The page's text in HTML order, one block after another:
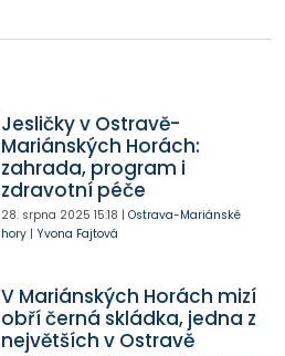
Jesličky v Ostravě-
Mariánských Horách:
zahrada, program i
zdravotní péče
28. srpna 2025 15:18 | Ostrava-Mariánské
hory| Yvona Fajtová
V Mariánských Horách mizí
obří černá skládka, jedna z
největších v Ostravě